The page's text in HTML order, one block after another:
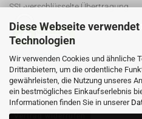
Diese Webseite
Technologien
Wir verwenden Cookies und ähnliche
Drittanbietern, um die ordentliche
gewährleisten, die Nutzung unseres
ein bestmögliches Einkaufserlebnis
Informationen finden Sie in unserer
SSL-verschlüsselte Übertragung
SSL Certificate
Vertrag widerrufen